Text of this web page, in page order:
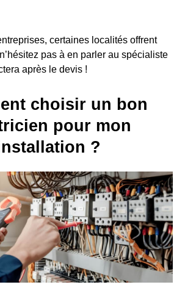
certaines localités offrent
pas à en parler au spécialiste
après le devis !
choisir un bon
pour mon
?